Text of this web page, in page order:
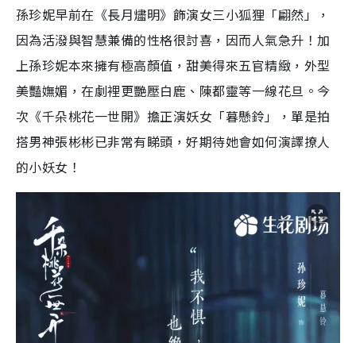
孫珍妮早前在《長月燼明》飾演女三小狐狸「翩然」，
因為活潑與智慧兼備的性格很討喜，因而人氣急升！加
上孫珍妮本來擁有極高顏值，甜美得來五官精緻，外型
美豔嫵媚，在劇裡更艷壓白鹿、陳都靈等一線花旦。今
次《千朵桃花一世開》擔正演妖女「暮懸鈴」，單是拍
搭男神張彬彬已非常有睇頭，好期待她會如何演譯撩人
的小妖女！